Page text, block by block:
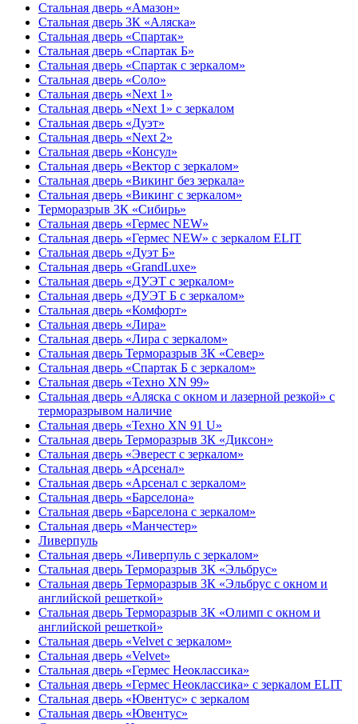
Стальная дверь «Амазон»
Стальная дверь 3К «Аляска»
Стальная дверь «Спартак»
Стальная дверь «Спартак Б»
Стальная дверь «Спартак с зеркалом»
Стальная дверь «Соло»
Стальная дверь «Next 1»
Стальная дверь «Next 1» с зеркалом
Стальная дверь «Дуэт»
Стальная дверь «Next 2»
Стальная дверь «Консул»
Стальная дверь «Вектор с зеркалом»
Стальная дверь «Викинг без зеркала»
Стальная дверь «Викинг c зеркалом»
Терморазрыв 3К «Сибирь»
Стальная дверь «Гермес NEW»
Стальная дверь «Гермес NEW» с зеркалом ELIT
Стальная дверь «Дуэт Б»
Стальная дверь «GrandLuxe»
Стальная дверь «ДУЭТ с зеркалом»
Стальная дверь «ДУЭТ Б с зеркалом»
Стальная дверь «Комфорт»
Стальная дверь «Лира»
Стальная дверь «Лира с зеркалом»
Стальная дверь Терморазрыв 3К «Север»
Стальная дверь «Спартак Б с зеркалом»
Стальная дверь «Техно XN 99»
Стальная дверь «Аляска с окном и лазерной резкой» с
терморазрывом наличие
Стальная дверь «Техно XN 91 U»
Стальная дверь Терморазрыв 3К «Диксон»
Стальная дверь «Эверест с зеркалом»
Стальная дверь «Арсенал»
Стальная дверь «Арсенал с зеркалом»
Стальная дверь «Барселона»
Стальная дверь «Барселона с зеркалом»
Стальная дверь «Манчестер»
Ливерпуль
Стальная дверь «Ливерпуль с зеркалом»
Стальная дверь Терморазрыв 3К «Эльбрус»
Стальная дверь Терморазрыв 3К «Эльбрус с окном и
английской решеткой»
Стальная дверь Терморазрыв 3К «Олимп с окном и
английской решеткой»
Стальная дверь «Velvet с зеркалом»
Стальная дверь «Velvet»
Стальная дверь «Гермес Неоклассика»
Стальная дверь «Гермес Неоклассика» с зеркалом ELIT
Стальная дверь «Ювентус» с зеркалом
Стальная дверь «Ювентус»